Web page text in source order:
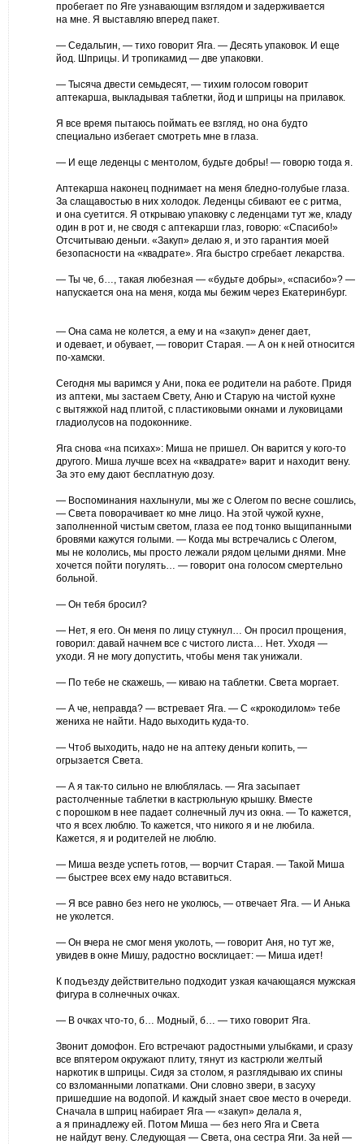
пробегает по Яге узнавающим взглядом и задерживается
на мне. Я выставляю вперед пакет.
— Седальгин, — тихо говорит Яга. — Десять упаковок. И еще
йод. Шприцы. И тропикамид — две упаковки.
— Тысяча двести семьдесят, — тихим голосом говорит
аптекарша, выкладывая таблетки, йод и шприцы на прилавок.
Я все время пытаюсь поймать ее взгляд, но она будто
специально избегает смотреть мне в глаза.
— И еще леденцы с ментолом, будьте добры! — говорю тогда я.
Аптекарша наконец поднимает на меня бледно-голубые глаза.
За слащавостью в них холодок. Леденцы сбивают ее с ритма,
и она суетится. Я открываю упаковку с леденцами тут же, кладу
один в рот и, не сводя с аптекарши глаз, говорю: «Спасибо!»
Отсчитываю деньги. «Закуп» делаю я, и это гарантия моей
безопасности на «квадрате». Яга быстро сгребает лекарства.
— Ты че, б…, такая любезная — «будьте добры», «спасибо»? —
напускается она на меня, когда мы бежим через Екатеринбург.
— Она сама не колется, а ему и на «закуп» денег дает,
и одевает, и обувает, — говорит Старая. — А он к ней относится
по-хамски.
Сегодня мы варимся у Ани, пока ее родители на работе. Придя
из аптеки, мы застаем Свету, Аню и Старую на чистой кухне
с вытяжкой над плитой, с пластиковыми окнами и луковицами
гладиолусов на подоконнике.
Яга снова «на психах»: Миша не пришел. Он варится у кого-то
другого. Миша лучше всех на «квадрате» варит и находит вену.
За это ему дают бесплатную дозу.
— Воспоминания нахлынули, мы же с Олегом по весне сошлись,
— Света поворачивает ко мне лицо. На этой чужой кухне,
заполненной чистым светом, глаза ее под тонко выщипанными
бровями кажутся голыми. — Когда мы встречались с Олегом,
мы не кололись, мы просто лежали рядом целыми днями. Мне
хочется пойти погулять… — говорит она голосом смертельно
больной.
— Он тебя бросил?
— Нет, я его. Он меня по лицу стукнул… Он просил прощения,
говорил: давай начнем все с чистого листа… Нет. Уходя —
уходи. Я не могу допустить, чтобы меня так унижали.
— По тебе не скажешь, — киваю на таблетки. Света моргает.
— А че, неправда? — встревает Яга. — С «крокодилом» тебе
жениха не найти. Надо выходить куда-то.
— Чтоб выходить, надо не на аптеку деньги копить, —
огрызается Света.
— А я так-то сильно не влюблялась. — Яга засыпает
растолченные таблетки в кастрюльную крышку. Вместе
с порошком в нее падает солнечный луч из окна. — То кажется,
что я всех люблю. То кажется, что никого я и не любила.
Кажется, я и родителей не люблю.
— Миша везде успеть готов, — ворчит Старая. — Такой Миша
— быстрее всех ему надо вставиться.
— Я все равно без него не уколюсь, — отвечает Яга. — И Анька
не уколется.
— Он вчера не смог меня уколоть, — говорит Аня, но тут же,
увидев в окне Мишу, радостно восклицает: — Миша идет!
К подъезду действительно подходит узкая качающаяся мужская
фигура в солнечных очках.
— В очках что-то, б… Модный, б… — тихо говорит Яга.
Звонит домофон. Его встречают радостными улыбками, и сразу
все впятером окружают плиту, тянут из кастрюли желтый
наркотик в шприцы. Сидя за столом, я разглядываю их спины
со взломанными лопатками. Они словно звери, в засуху
пришедшие на водопой. И каждый знает свое место в очереди.
Сначала в шприц набирает Яга — «закуп» делала я,
а я принадлежу ей. Потом Миша — без него Яга и Света
не найдут вену. Следующая — Света, она сестра Яги. За ней —